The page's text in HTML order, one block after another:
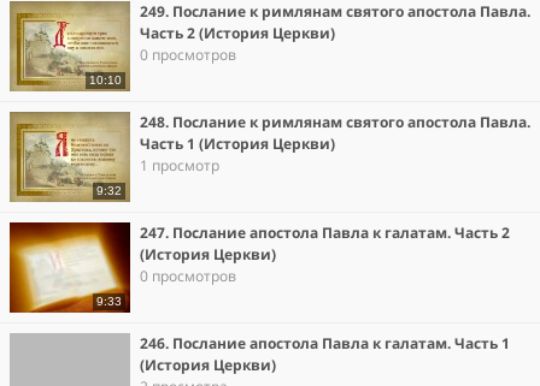
10:10
249. Послание к римлянам святого апостола Павла.
Часть 2 (История Церкви)
0 просмотров
9:32
248. Послание к римлянам святого апостола Павла.
Часть 1 (История Церкви)
1 просмотр
9:33
247. Послание апостола Павла к галатам. Часть 2
(История Церкви)
0 просмотров
246. Послание апостола Павла к галатам. Часть 1
(История Церкви)